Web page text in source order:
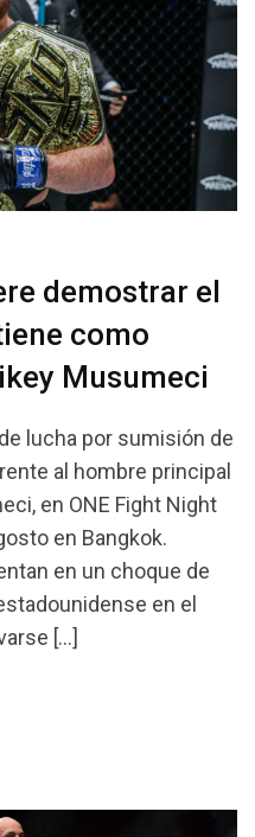
demostrar el
como
Musumeci
lucha por sumisión de
al hombre principal
en ONE Fight Night
en Bangkok.
en un choque de
en el
[…]